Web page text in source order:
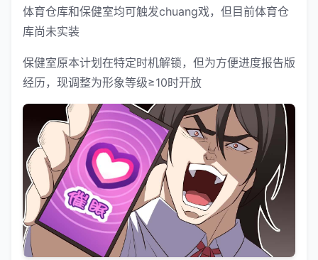
体育仓库和保健室均可触发chuang戏，但目前体育仓
库尚未实装
保健室原本计划在特定时机解锁，但为方便进度报告版
经历，现调整为形象等级≥10时开放